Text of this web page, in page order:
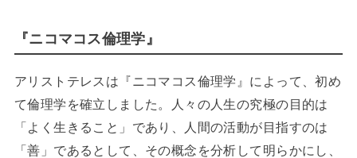
『ニコマコス倫理学』
アリストテレスは『ニコマコス倫理学』によって、初め
て倫理学を確立しました。人々の人生の究極の目的は
「よく生きること」であり、人間の活動が目指すのは
「善」であるとして、その概念を分析して明らかにし、